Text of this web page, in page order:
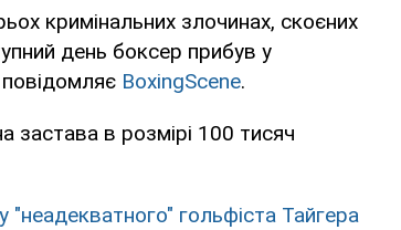
кримінальних злочинах, скоєних
день боксер прибув у
повідомляє BoxingScene.
застава в розмірі 100 тисяч
гольфіста Тайгера